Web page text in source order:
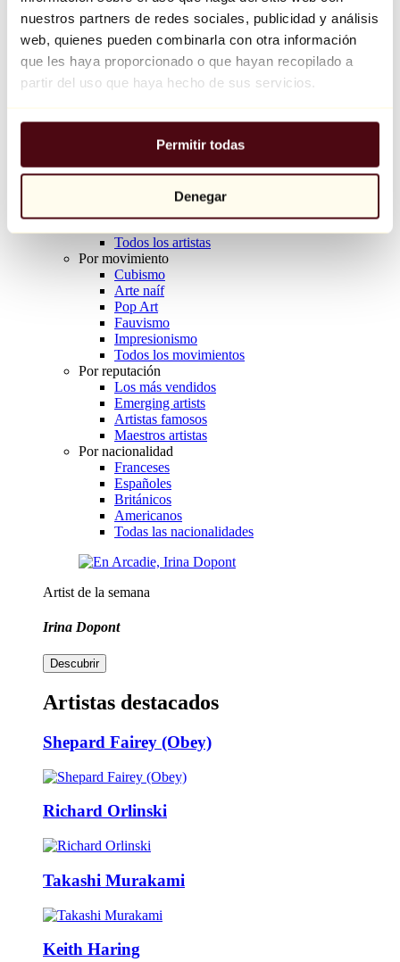
nuestros partners de redes sociales, publicidad y análisis
web, quienes pueden combinarla con otra información
que les haya proporcionado o que hayan recopilado a
partir del uso que haya hecho de sus servicios.
Permitir todas
Denegar
Balloon Dog (Orange)
Jeff Koons
10.000 €
Explorar
Todos los escultores
Todos los fotógrafos
Todos los artistas
Por movimiento
Cubismo
Arte naíf
Pop Art
Fauvismo
Impresionismo
Todos los movimientos
Por reputación
Los más vendidos
Emerging artists
Artistas famosos
Maestros artistas
Por nacionalidad
Franceses
Españoles
Británicos
Americanos
Todas las nacionalidades
Artist de la semana
Irina Dopont
Descubrir
Artistas destacados
Shepard Fairey (Obey)
Richard Orlinski
Takashi Murakami
Keith Haring